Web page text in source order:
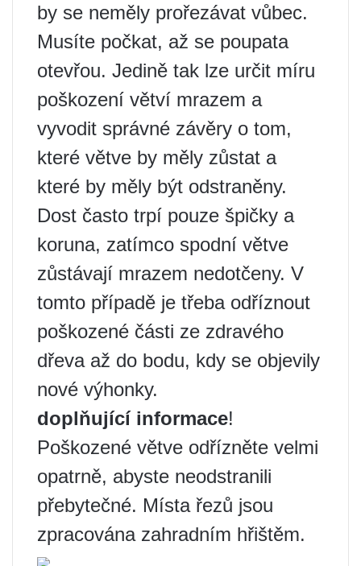
by se neměly prořezávat vůbec.
Musíte počkat, až se poupata
otevřou. Jedině tak lze určit míru
poškození větví mrazem a
vyvodit správné závěry o tom,
které větve by měly zůstat a
které by měly být odstraněny.
Dost často trpí pouze špičky a
koruna, zatímco spodní větve
zůstávají mrazem nedotčeny. V
tomto případě je třeba odříznout
poškozené části ze zdravého
dřeva až do bodu, kdy se objevily
nové výhonky.
doplňující informace!
Poškozené větve odřízněte velmi
opatrně, abyste neodstranili
přebytečné. Místa řezů jsou
zpracována zahradním hřištěm.